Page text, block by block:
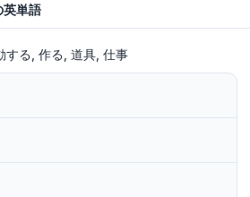
単語
する 作る 道具 仕事